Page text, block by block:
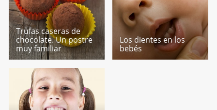
Trufas caseras de
chocolate. Un postre
muy familiar
Los dientes en los
bebés